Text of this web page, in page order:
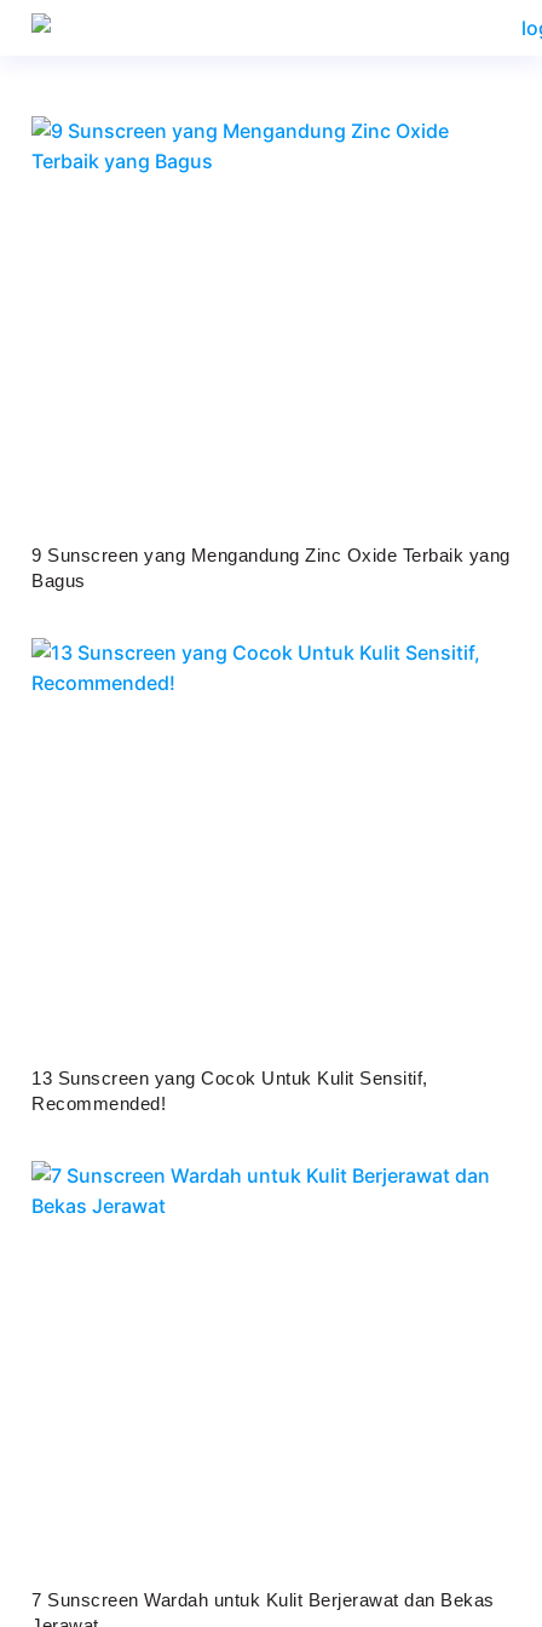
9 Sunscreen yang Mengandung Zinc Oxide Terbaik yang
Bagus
13 Sunscreen yang Cocok Untuk Kulit Sensitif,
Recommended!
7 Sunscreen Wardah untuk Kulit Berjerawat dan Bekas